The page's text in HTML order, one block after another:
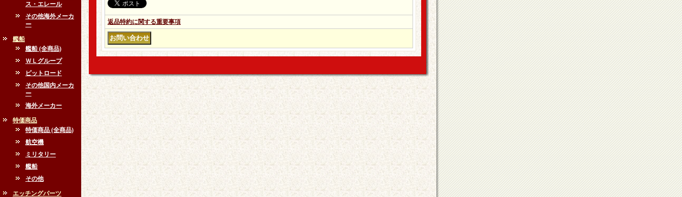
ス・エレール
その他海外メーカ
ー
艦船
艦船 (全商品)
ＷＬグループ
ピットロード
その他国内メーカ
ー
海外メーカー
特価商品
特価商品 (全商品)
航空機
ミリタリー
艦船
その他
エッチングパーツ
返品特約に関する重要事項